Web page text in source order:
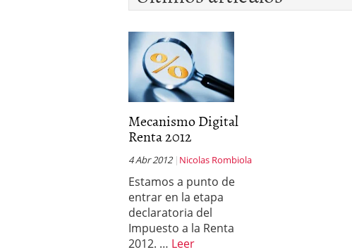
Mecanismo Digital
Renta 2012
4 Abr 2012 Nicolas Rombiola
Estamos a punto de
entrar en la etapa
declaratoria del
Impuesto a la Renta
2012. … Leer